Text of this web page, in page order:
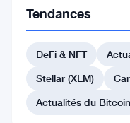
DE LA
BLOCKCHAIN
protocole
Tendances
DeFi & NFT
Stellar (XLM)
Actualités du Bitcoin